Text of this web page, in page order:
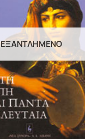
ΕΞΑΝΤΛΗΜΈΝΟ